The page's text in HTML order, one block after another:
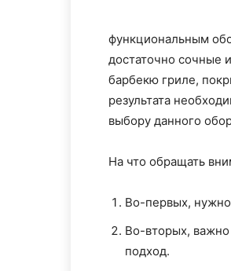
функциональным
достаточно сочные
барбекю гриле,
результата
выбору данного
На что обращать
Во-первых, нужно
Во-вторых, важно
подход.